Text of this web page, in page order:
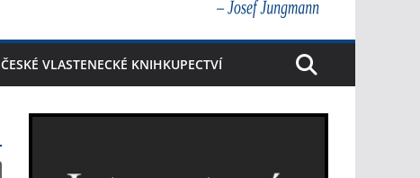
ČESKÉ VLASTENECKÉ KNIHKUPECTVÍ